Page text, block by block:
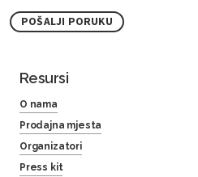
POŠALJI PORUKU
Resursi
O nama
Prodajna mjesta
Organizatori
Press kit